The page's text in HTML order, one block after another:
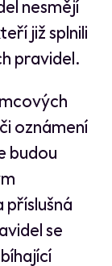
nesmějí
již splnili
pravidel.
oznámení
budou
příslušná
se